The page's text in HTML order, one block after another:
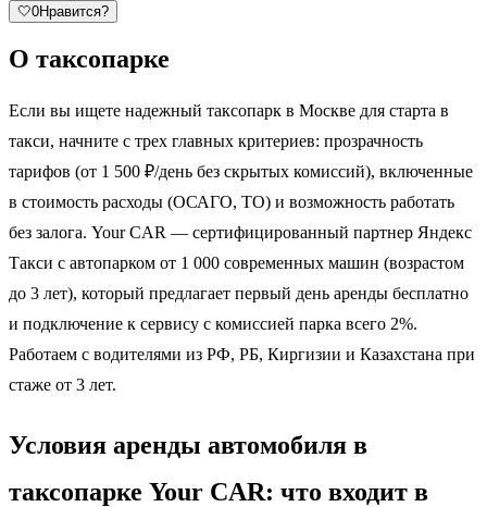
🤍0Нравится?
О таксопарке
Если вы ищете надежный таксопарк в Москве для старта в
такси, начните с трех главных критериев: прозрачность
тарифов (от 1 500 ₽/день без скрытых комиссий), включенные
в стоимость расходы (ОСАГО, ТО) и возможность работать
без залога. Your CAR — сертифицированный партнер Яндекс
Такси с автопарком от 1 000 современных машин (возрастом
до 3 лет), который предлагает первый день аренды бесплатно
и подключение к сервису с комиссией парка всего 2%.
Работаем с водителями из РФ, РБ, Киргизии и Казахстана при
стаже от 3 лет.
Условия аренды автомобиля в
таксопарке Your CAR: что входит в